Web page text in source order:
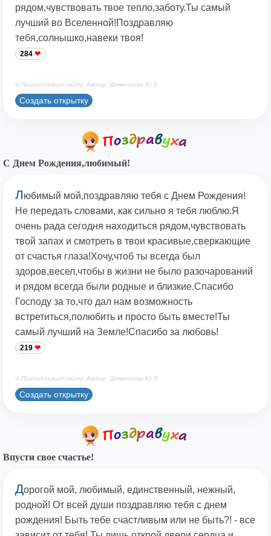
рядом,чувствовать твое тепло,заботу.Ты самый
лучший во Вселенной!Поздравляю
тебя,солнышко,навеки твоя!
284
© Принадлежит сайту. Автор: Шеменкова Ю.Э.
Создать открытку
С Днем Рождения,любимый!
Любимый мой,поздравляю тебя с Днем Рождения!
Не передать словами, как сильно я тебя люблю.Я
очень рада сегодня находиться рядом,чувствовать
твой запах и смотреть в твои красивые,сверкающие
от счастья глаза!Хочу,чтоб ты всегда был
здоров,весел,чтобы в жизни не было разочарований
и рядом всегда были родные и близкие.Спасибо
Господу за то,что дал нам возможность
встретиться,полюбить и просто быть вместе!Ты
самый лучший на Земле!Спасибо за любовь!
219
© Принадлежит сайту. Автор: Шеменкова Ю.Э.
Создать открытку
Впусти свое счастье!
Дорогой мой, любимый, единственный, нежный,
родной! От всей души поздравляю тебя с днем
рождения! Быть тебе счастливым или не быть?! - все